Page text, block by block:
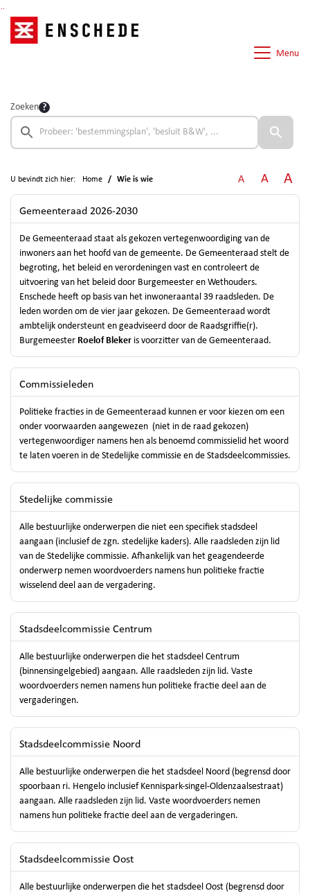
Menu
Zoeken
U bevindt zich hier: Home Wie is wie A A A
Gemeenteraad 2026-2030
De Gemeenteraad staat als gekozen vertegenwoordiging van de
inwoners aan het hoofd van de gemeente. De Gemeenteraad stelt de
begroting, het beleid en verordeningen vast en controleert de
uitvoering van het beleid door Burgemeester en Wethouders.
Enschede heeft op basis van het inwoneraantal 39 raadsleden. De
leden worden om de vier jaar gekozen. De Gemeenteraad wordt
ambtelijk ondersteunt en geadviseerd door de Raadsgriffie(r).
Burgemeester Roelof Bleker is voorzitter van de Gemeenteraad.
Commissieleden
Politieke fracties in de Gemeenteraad kunnen er voor kiezen om een
onder voorwaarden aangewezen (niet in de raad gekozen)
vertegenwoordiger namens hen als benoemd commissielid het woord
te laten voeren in de Stedelijke commissie en de Stadsdeelcommissies.
Stedelijke commissie
Alle bestuurlijke onderwerpen die niet een specifiek stadsdeel
aangaan (inclusief de zgn. stedelijke kaders). Alle raadsleden zijn lid
van de Stedelijke commissie. Afhankelijk van het geagendeerde
onderwerp nemen woordvoerders namens hun politieke fractie
wisselend deel aan de vergadering.
Stadsdeelcommissie Centrum
Alle bestuurlijke onderwerpen die het stadsdeel Centrum
(binnensingelgebied) aangaan. Alle raadsleden zijn lid. Vaste
woordvoerders nemen namens hun politieke fractie deel aan de
vergaderingen.
Stadsdeelcommissie Noord
Alle bestuurlijke onderwerpen die het stadsdeel Noord (begrensd door
spoorbaan ri. Hengelo inclusief Kennispark-singel-Oldenzaalsestraat)
aangaan. Alle raadsleden zijn lid. Vaste woordvoerders nemen
namens hun politieke fractie deel aan de vergaderingen.
Stadsdeelcommissie Oost
Alle bestuurlijke onderwerpen die het stadsdeel Oost (begrensd door